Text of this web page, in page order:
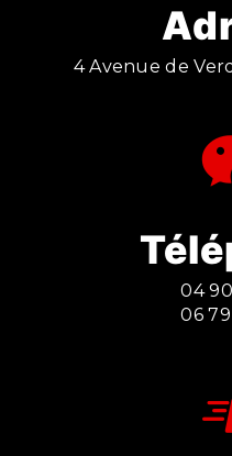
4 Avenue de
04
06